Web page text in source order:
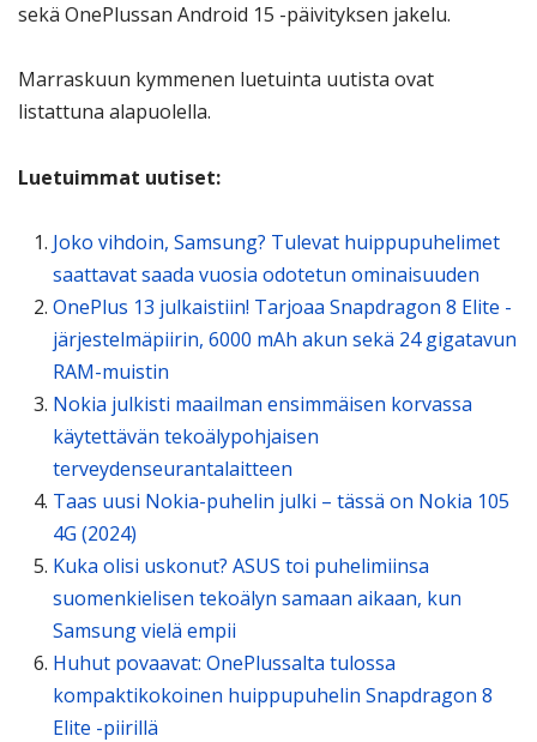
sekä OnePlussan Android 15 -päivityksen jakelu.
Marraskuun kymmenen luetuinta uutista ovat
listattuna alapuolella.
Luetuimmat uutiset:
Joko vihdoin, Samsung? Tulevat huippupuhelimet
saattavat saada vuosia odotetun ominaisuuden
OnePlus 13 julkaistiin! Tarjoaa Snapdragon 8 Elite -
järjestelmäpiirin, 6000 mAh akun sekä 24 gigatavun
RAM-muistin
Nokia julkisti maailman ensimmäisen korvassa
käytettävän tekoälypohjaisen
terveydenseurantalaitteen
Taas uusi Nokia-puhelin julki – tässä on Nokia 105
4G (2024)
Kuka olisi uskonut? ASUS toi puhelimiinsa
suomenkielisen tekoälyn samaan aikaan, kun
Samsung vielä empii
Huhut povaavat: OnePlussalta tulossa
kompaktikokoinen huippupuhelin Snapdragon 8
Elite -piirillä